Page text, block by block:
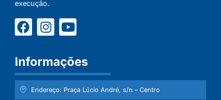
execução.
Informações
Endereço: Praça Lúcio André, s/n – Centro